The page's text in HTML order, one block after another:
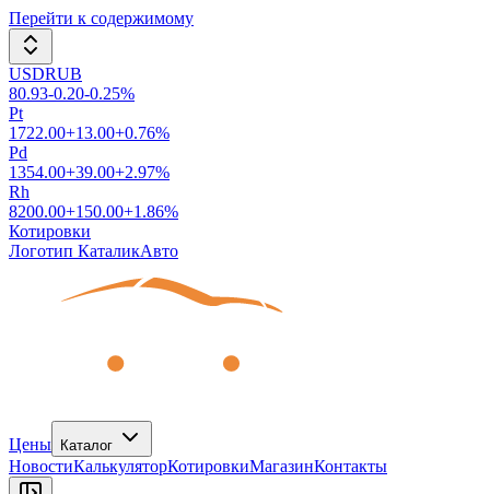
Перейти к содержимому
USDRUB
80.93-0.20-0.25%
Pt
1722.00+13.00+0.76%
Pd
1354.00+39.00+2.97%
Rh
8200.00+150.00+1.86%
Котировки
Логотип КаталикАвто
Цены Каталог
НовостиКалькуляторКотировкиМагазинКонтакты